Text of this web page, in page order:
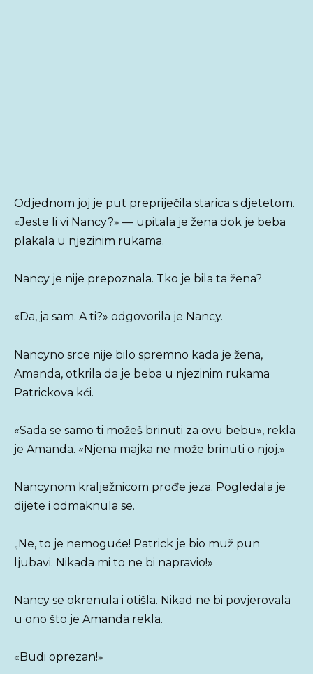
Odjednom joj je put prepriječila starica s djetetom.
«Jeste li vi Nancy?» — upitala je žena dok je beba
plakala u njezinim rukama.
Nancy je nije prepoznala. Tko je bila ta žena?
«Da, ja sam. A ti?» odgovorila je Nancy.
Nancyno srce nije bilo spremno kada je žena,
Amanda, otkrila da je beba u njezinim rukama
Patrickova kći.
«Sada se samo ti možeš brinuti za ovu bebu», rekla
je Amanda. «Njena majka ne može brinuti o njoj.»
Nancynom kralježnicom prođe jeza. Pogledala je
dijete i odmaknula se.
„Ne, to je nemoguće! Patrick je bio muž pun
ljubavi. Nikada mi to ne bi napravio!»
Nancy se okrenula i otišla. Nikad ne bi povjerovala
u ono što je Amanda rekla.
«Budi oprezan!»